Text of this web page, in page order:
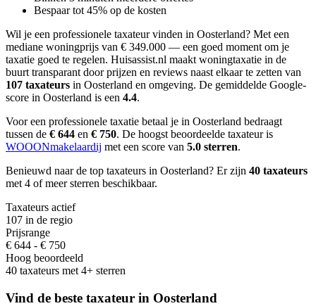
Bespaar tot 45% op de kosten
Wil je een professionele taxateur vinden in Oosterland? Met een
mediane woningprijs van € 349.000 — een goed moment om je
taxatie goed te regelen. Huisassist.nl maakt woningtaxatie in de
buurt transparant door prijzen en reviews naast elkaar te zetten van
107 taxateurs in Oosterland en omgeving. De gemiddelde Google-
score in Oosterland is een 4.4.
Voor een professionele taxatie betaal je in Oosterland bedraagt
tussen de € 644 en € 750. De hoogst beoordeelde taxateur is
WOOONmakelaardij met een score van 5.0 sterren.
Benieuwd naar de top taxateurs in Oosterland? Er zijn 40 taxateurs
met 4 of meer sterren beschikbaar.
Taxateurs actief
107 in de regio
Prijsrange
€ 644 - € 750
Hoog beoordeeld
40 taxateurs met 4+ sterren
Vind de beste taxateur in Oosterland